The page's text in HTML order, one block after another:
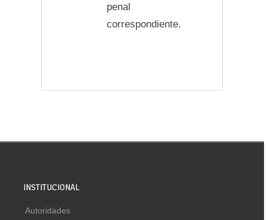
penal
correspondiente.
INSTITUCIONAL
Autoridades